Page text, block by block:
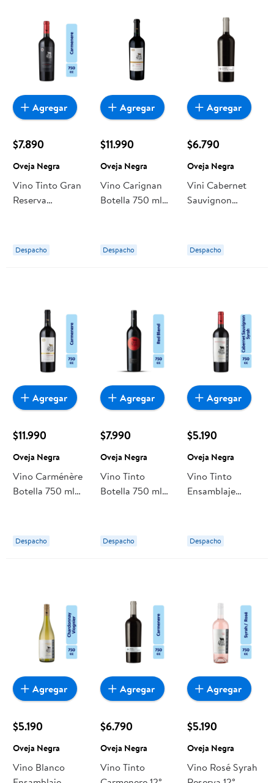
$7.890
Oveja Negra
Vino Tinto Gran
Reserva
Oveja Negra
Despacho
Agregar
$11.990
Oveja Negra
Vino Carignan
Botella 750 ml
Despacho
Agregar
$6.790
Oveja Negra
Vini Cabernet
Sauvignon
Despacho
Agregar
$11.990
Oveja Negra
Vino Carménère
Botella 750 ml
Despacho
Agregar
$7.990
Oveja Negra
Vino Tinto
Botella 750 ml
Despacho
Agregar
$5.190
Oveja Negra
Vino Tinto
Ensamblaje
Oveja Negra
Despacho
Agregar
$5.190
Oveja Negra
Vino Blanco
Agregar
$6.790
Oveja Negra
Vino Tinto
Agregar
$5.190
Oveja Negra
Vino Rosé Syrah
Agregar